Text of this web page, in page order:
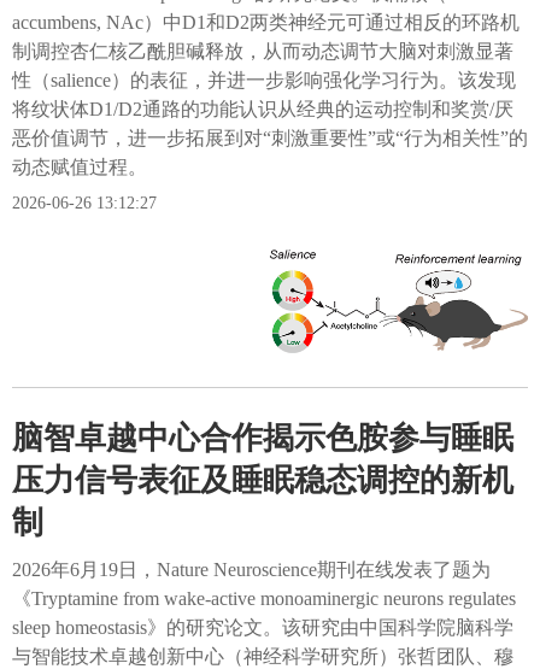
accumbens, NAc）中D1和D2两类神经元可通过相反的环路机
制调控杏仁核乙酰胆碱释放，从而动态调节大脑对刺激显著
性（salience）的表征，并进一步影响强化学习行为。该发现
将纹状体D1/D2通路的功能认识从经典的运动控制和奖赏/厌
恶价值调节，进一步拓展到对“刺激重要性”或“行为相关性”的
动态赋值过程。
2026-06-26 13:12:27
脑智卓越中心合作揭示色胺参与睡眠
压力信号表征及睡眠稳态调控的新机
制
2026年6月19日，Nature Neuroscience期刊在线发表了题为
《Tryptamine from wake-active monoaminergic neurons regulates
sleep homeostasis​》的研究论文。该研究由中国科学院脑科学
与智能技术卓越创新中心（神经科学研究所）张哲团队、穆